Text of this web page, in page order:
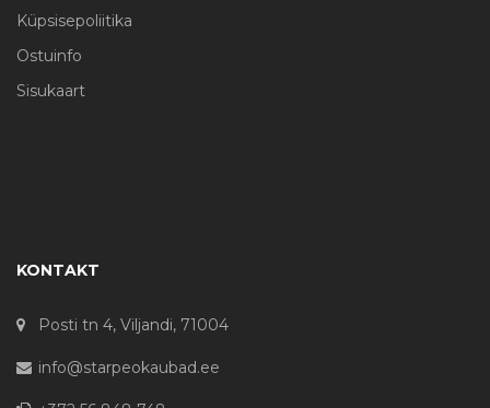
Küpsisepoliitika
Ostuinfo
Sisukaart
KONTAKT
Posti tn 4, Viljandi, 71004
info@starpeokaubad.ee